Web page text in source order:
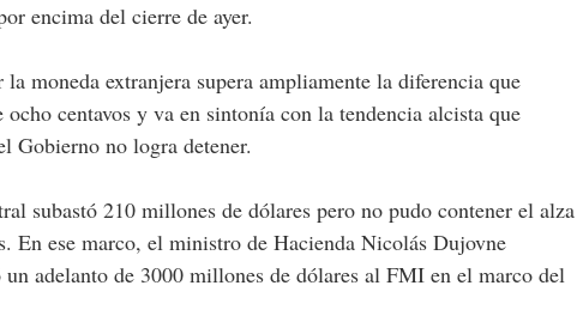
encima del cierre de ayer.
moneda extranjera supera ampliamente la diferencia que
centavos y va en sintonía con la tendencia alcista que
Gobierno no logra detener.
subastó 210 millones de dólares pero no pudo contener el alza
En ese marco, el ministro de Hacienda Nicolás Dujovne
adelanto de 3000 millones de dólares al FMI en el marco del